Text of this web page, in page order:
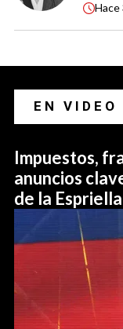
Hace
EN VIDEO
Impuestos,
anuncios
de la Espriella